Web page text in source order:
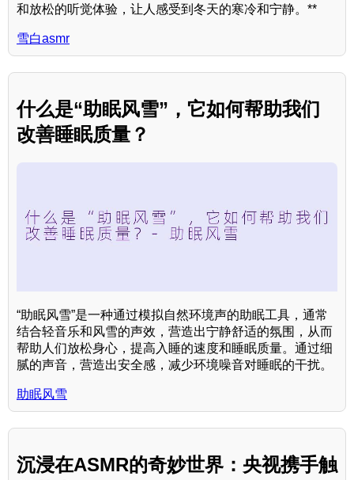
和放松的听觉体验，让人感受到冬天的寒冷和宁静。**
雪白asmr
什么是“助眠风雪”，它如何帮助我们
改善睡眠质量？
“助眠风雪”是一种通过模拟自然环境声的助眠工具，通常
结合轻音乐和风雪的声效，营造出宁静舒适的氛围，从而
帮助人们放松身心，提高入睡的速度和睡眠质量。通过细
腻的声音，营造出安全感，减少环境噪音对睡眠的干扰。
助眠风雪
沉浸在ASMR的奇妙世界：央视携手触